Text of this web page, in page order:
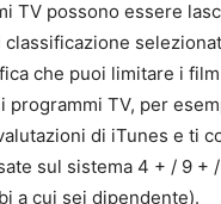
TV possono essere
classificazione
che puoi limitare i
programmi TV, per
di iTunes e ti
sul sistema 4 + / 9
a cui sei dipendente).